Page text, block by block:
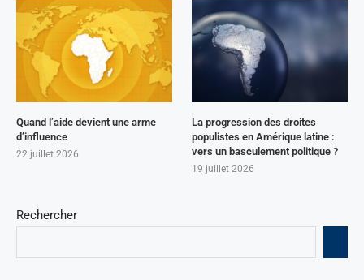
Rechercher
Quand l’aide devient une arme
d’influence
22 juillet 2026
La progression des droites
populistes en Amérique latine :
vers un basculement politique ?
19 juillet 2026